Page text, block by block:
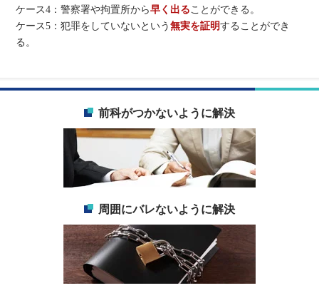
前科がつかないように解決
周囲にバレないように解決
ケース4：警察署や拘置所から早く出ることができる。
ケース5：犯罪をしていないという無実を証明することができ
る。